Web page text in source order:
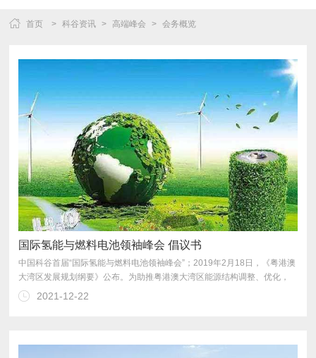
首页 > 科谷资讯 > 高端峰会 > 会务概览
国际氢能与燃料电池领袖峰会 倡议书
2021-12-22